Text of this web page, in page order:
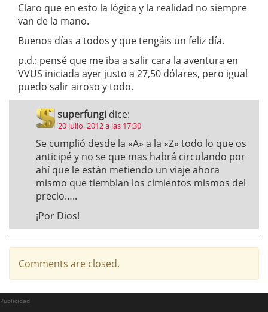
Claro que en esto la lógica y la realidad no siempre
van de la mano.
Buenos días a todos y que tengáis un feliz día.
p.d.: pensé que me iba a salir cara la aventura en
VVUS iniciada ayer justo a 27,50 dólares, pero igual
puedo salir airoso y todo.
superfungi dice:
20 julio, 2012 a las 17:30
Se cumplió desde la «A» a la «Z» todo lo que os
anticipé y no se que mas habrá circulando por
ahí que le están metiendo un viaje ahora
mismo que tiemblan los cimientos mismos del
precio…..
¡Por Dios!
Comments are closed.
Publicidad